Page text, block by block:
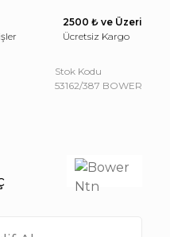
2500 ₺ ve Üzeri
Ücretsiz Kargo
Stok Kodu
53162/387 BOWER